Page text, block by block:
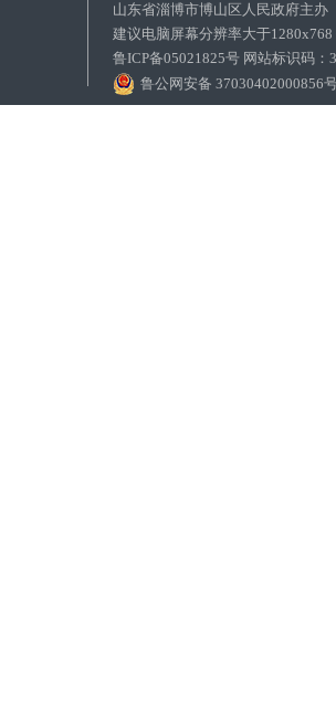
山东省淄博市博山区人民政府主
建议电脑屏幕分辨率大于
鲁ICP备05021825号 网站标识码
鲁公网安备 37030402000856